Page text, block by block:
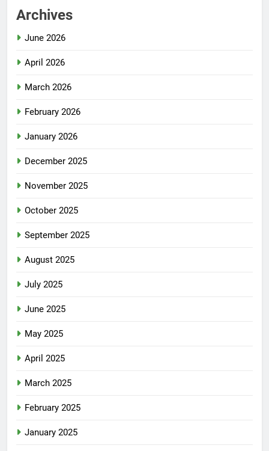
Archives
June 2026
April 2026
March 2026
February 2026
January 2026
December 2025
November 2025
October 2025
September 2025
August 2025
July 2025
June 2025
May 2025
April 2025
March 2025
February 2025
January 2025